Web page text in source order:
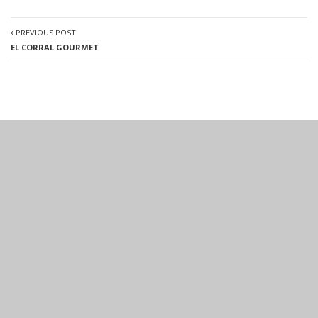
PREVIOUS POST
EL CORRAL GOURMET